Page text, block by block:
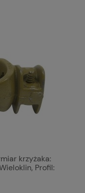
krzyżaka:
Profil: